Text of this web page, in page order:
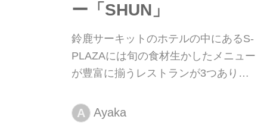
ー「SHUN」
鈴鹿サーキットのホテルの中にあるS-
PLAZAには旬の食材生かしたメニュー
が豊富に揃うレストランが3つありま
鹿8耐。今回はエンターテイメントグ
リル&バー 「SHUN」についてご紹
A Ayaka